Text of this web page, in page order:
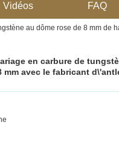
Vidéos FAQ
au dôme rose de 8 mm de
en carbure de
mm avec le fabricant